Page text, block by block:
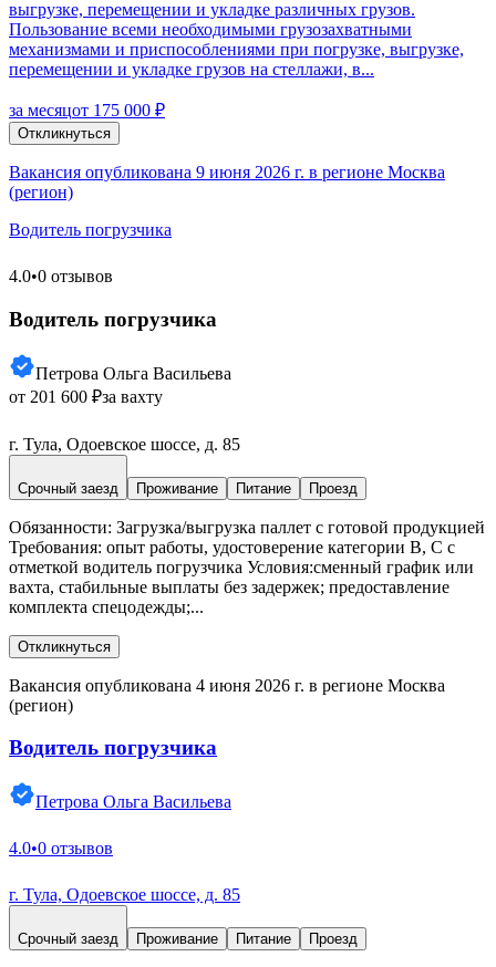
выгрузке, перемещении и укладке различных грузов.
Пользование всеми необходимыми грузозахватными
механизмами и приспособлениями при погрузке, выгрузке,
перемещении и укладке грузов на стеллажи, в...
за месяцот 175 000 ₽
Откликнуться
Вакансия опубликована 9 июня 2026 г. в регионе Москва
(регион)
Водитель погрузчика
4.0•0 отзывов
Водитель погрузчика
Петрова Ольга Васильева
от 201 600 ₽за вахту
г. Тула, Одоевское шоссе, д. 85
Срочный заезд Проживание Питание Проезд
Обязанности: Загрузка/выгрузка паллет с готовой продукцией
Требования: опыт работы, удостоверение категории В, С с
отметкой водитель погрузчика Условия:сменный график или
вахта, стабильные выплаты без задержек; предоставление
комплекта спецодежды;...
Откликнуться
Вакансия опубликована 4 июня 2026 г. в регионе Москва
(регион)
Водитель погрузчика
Петрова Ольга Васильева
4.0•0 отзывов
г. Тула, Одоевское шоссе, д. 85
Срочный заезд Проживание Питание Проезд